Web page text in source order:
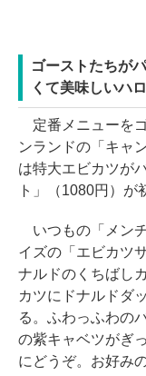
ゴーストたちが
くて美味しいハ
定番メニューを
ンランドの「キャ
は特大エビカツが
ト」（1080円）が
いつもの「メン
イズの「エビカツ
ナルドのくちばし
カツにドナルドダ
る。ふわっふわの
の紫キャベツがぎ
にどうぞ。お好み